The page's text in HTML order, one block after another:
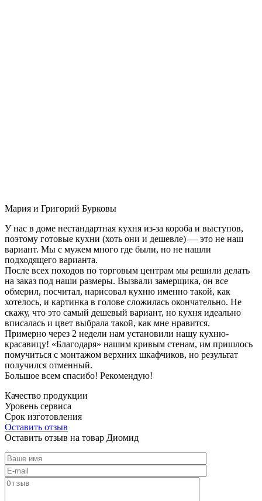
Мария и Григорий Бурковы
У нас в доме нестандартная кухня из-за короба и выступов,
поэтому готовые кухни (хоть они и дешевле) — это не наш
вариант. Мы с мужем много где были, но не нашли
подходящего варианта.
После всех походов по торговым центрам мы решили делать
на заказ под наши размеры. Вызвали замерщика, он все
обмерил, посчитал, нарисовал кухню именно такой, как
хотелось, и картинка в голове сложилась окончательно. Не
скажу, что это самый дешевый вариант, но кухня идеально
вписалась и цвет выбрала такой, как мне нравится.
Примерно через 2 недели нам установили нашу кухню-
красавицу! «Благодаря» нашим кривым стенам, им пришлось
помучиться с монтажом верхних шкафчиков, но результат
получился отменный.
Большое всем спасибо! Рекомендую!
Качество продукции
Уровень сервиса
Срок изготовления
Оставить отзыв
Оставить отзыв на товар Диомид